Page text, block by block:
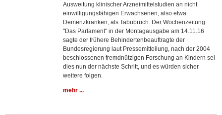
Ausweitung klinischer Arzneimittelstudien an nicht
einwilligungsfähigen Erwachsenen, also etwa
Demenzkranken, als Tabubruch. Der Wochenzeitung
"Das Parlament" in der Montagausgabe am 14.11.16
sagte der frühere Behindertenbeauftragte der
Bundesregierung laut Pressemitteilung, nach der 2004
beschlossenen fremdnützigen Forschung an Kindern sei
dies nun der nächste Schritt, und es würden sicher
weitere folgen.
mehr ...